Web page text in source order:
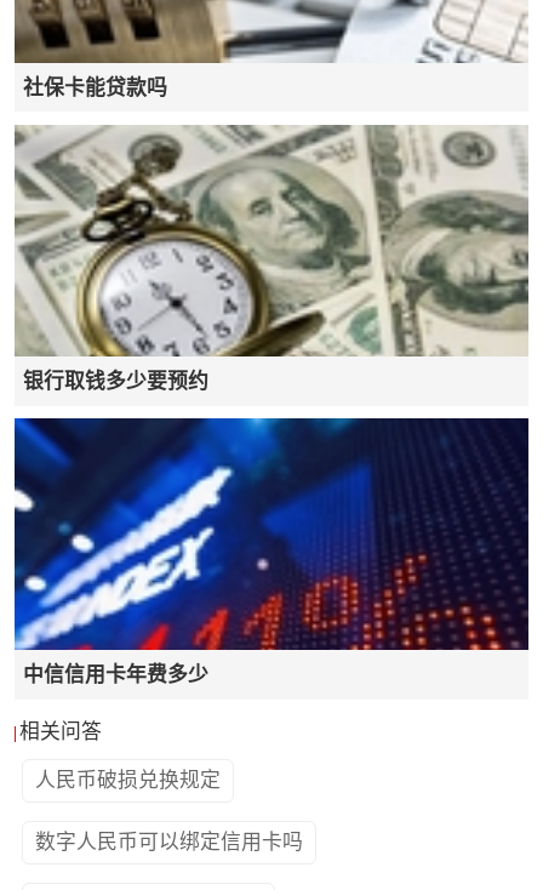
社保卡能贷款吗
银行取钱多少要预约
中信信用卡年费多少
相关问答
人民币破损兑换规定
数字人民币可以绑定信用卡吗